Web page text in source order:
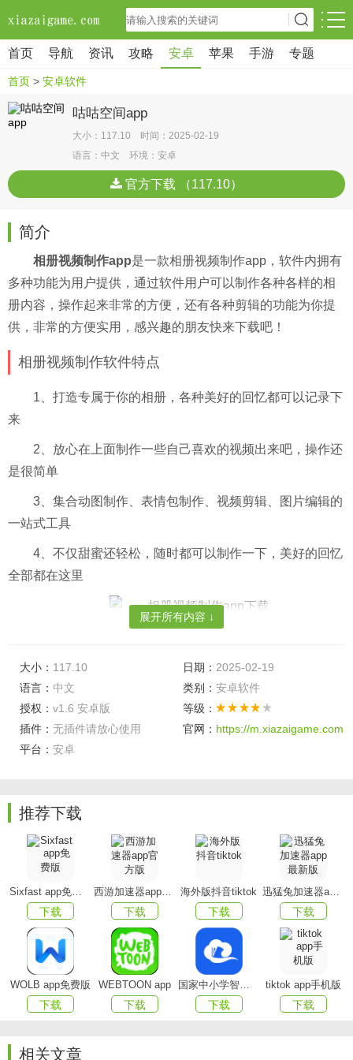
首页 导航 资讯 攻略 安卓 苹果 手游 专题
首页 > 安卓软件
咕咕空间app
大小：117.10 时间：2025-02-19
语言：中文 环境：安卓
官方下载 （117.10）
简介
相册视频制作app是一款相册视频制作app，软件内拥有
多种功能为用户提供，通过软件用户可以制作各种各样的相
册内容，操作起来非常的方便，还有各种剪辑的功能为你提
供，非常的方便实用，感兴趣的朋友快来下载吧！
相册视频制作软件特点
1、打造专属于你的相册，各种美好的回忆都可以记录下
来
2、放心在上面制作一些自己喜欢的视频出来吧，操作还
是很简单
3、集合动图制作、表情包制作、视频剪辑、图片编辑的
一站式工具
4、不仅甜蜜还轻松，随时都可以制作一下，美好的回忆
全部都在这里
・视频速度调整，快放、慢放，任意调整，为你的gif动
・轻松的视频拼接，无论是短视频片段拼接，抑或照片
视频、照片拼接，操作简单
猫扑itmop用户的视频制作不再苍白单调
・视频裁剪，预设裁剪比例，一键视频裁剪，无论相册
mv或vlog，满足你的视频剪辑要求
软件功能
・BGM背景音乐的大杂烩
音质清晰，流畅不卡顿，完美呈现电影级后期配音
・电影级的片头特效
炫酷特效，经常更新，随意挑
・超给力的视频剪辑
展开所有内容 ↓
大小： 117.10 日期： 2025-02-19
语言： 中文 类别： 安卓软件
授权： v1.6 安卓版
等级：
插件： 无插件请放心使用 官网： https://m.xiazaigame.com
平台： 安卓
推荐下载
Sixfast app免费版
下载
西游加速器app官方版
下载
海外版抖音tiktok
下载
迅猛兔加速器app最新版
下载
WOLB app免费版
下载
WEBTOON app
下载
国家中小学智慧教育平台app(智慧中小学)
下载
tiktok app手机版
下载
相关文章